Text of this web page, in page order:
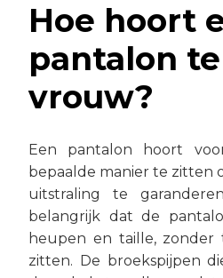
Hoe hoort
pantalon
vrouw?
Een pantalon hoort
bepaalde manier te zitten
uitstraling te
belangrijk dat de
heupen en taille,
zitten. De broekspijpen